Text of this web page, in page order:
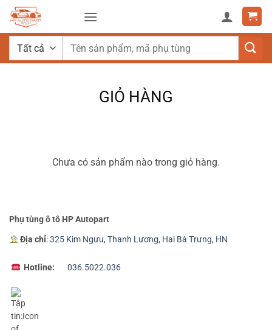
qua
nội
dung
Tìm
GIỎ HÀNG
Chưa có sản phẩm nào trong giỏ hàng.
Phụ tùng ô tô HP Autopart
Địa chỉ:325 Kim Ngưu, Thanh Lương, Hai Bà Trưng, HN
Hotline: 036.5022.036